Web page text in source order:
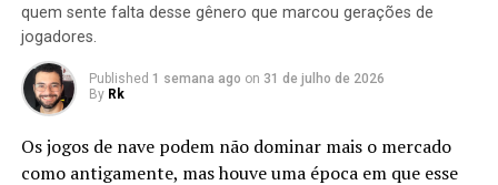
quem sente falta desse gênero que marcou gerações de
jogadores.
Published 1 semana ago on 31 de julho de 2026
By Rk
Os jogos de nave podem não dominar mais o mercado
como antigamente, mas houve uma época em que esse